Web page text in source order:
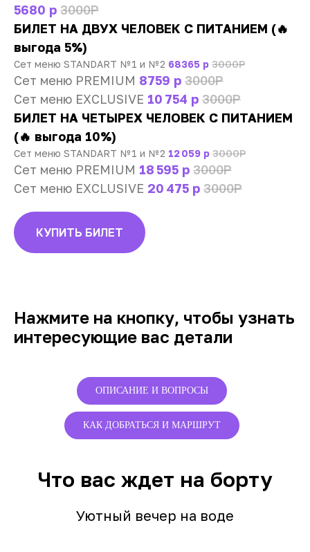
5680 р 3000Р
БИЛЕТ НА ДВУХ ЧЕЛОВЕК С ПИТАНИЕМ (🔥
выгода 5%)
Сет меню STANDART № 1 и № 2 68365 р 3000Р
Сет меню PREMIUM 8759 р 3000Р
Сет меню EXCLUSIVE 10 754 р 3000Р
БИЛЕТ НА ЧЕТЫРЕХ ЧЕЛОВЕК С ПИТАНИЕМ
(🔥 выгода 10%)
Сет меню STANDART № 1 и № 2 12 059 р 3000Р
Сет меню PREMIUM 18 595 р 3000Р
Сет меню EXCLUSIVE 20 475 р 3000Р
КУПИТЬ БИЛЕТ
Нажмите на кнопку, чтобы узнать
интересующие вас детали
ОПИСАНИЕ И ВОПРОСЫ
КАК ДОБРАТЬСЯ И МАРШРУТ
Что вас ждет на борту
Уютный вечер на воде